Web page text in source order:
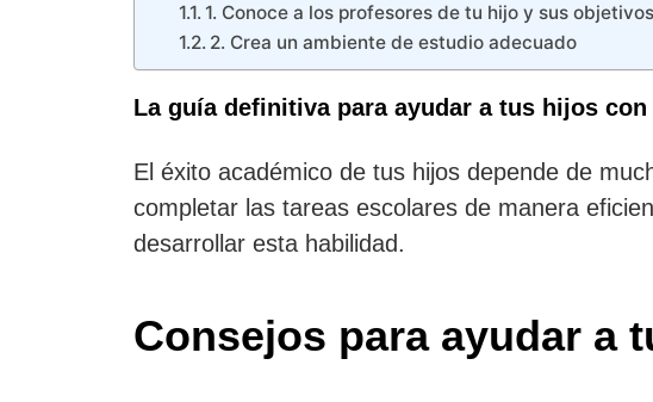
1. Conoce a los profesores de tu hijo y sus objetivos
2. Crea un ambiente de estudio adecuado
La guía definitiva para ayudar a tus hijos
El éxito académico de tus hijos depende de
completar las tareas escolares de manera
desarrollar esta habilidad.
Consejos para ayudar a